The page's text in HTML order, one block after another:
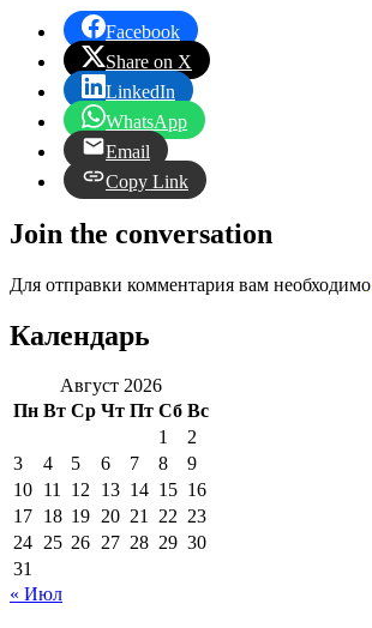
Facebook
Share on X
LinkedIn
WhatsApp
Email
Copy Link
Join the conversation
Для отправки комментария вам необходимо
Календарь
Август 2026
Пн Вт Ср Чт Пт Сб Вс
1
2
3
4 5 6 7 8
9
10 11 12 13 14 15 16
17 18 19 20 21 22 23
24 25 26 27 28 29 30
31
« Июл